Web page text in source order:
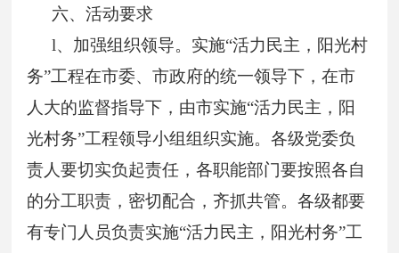
六、活动要求
l、加强组织领导。实施“活力民主，阳光村
务”工程在市委、市政府的统一领导下，在市
人大的监督指导下，由市实施“活力民主，阳
光村务”工程领导小组组织实施。各级党委负
责人要切实负起责任，各职能部门要按照各自
的分工职责，密切配合，齐抓共管。各级都要
有专门人员负责实施“活力民主，阳光村务”工